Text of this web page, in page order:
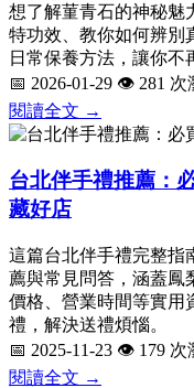
想了解菫青石的神秘魅
特功效、教你如何辨別
日常保養方法，讓你不
📅 2026-01-29 👁️ 281 次
閱讀全文 →
台北伴手禮推薦：
藏好店
這篇台北伴手禮完整指
薦與常見問答，涵蓋鳳
價格、營業時間等實用
禮，解決送禮煩惱。
📅 2025-11-23 👁️ 179 次
閱讀全文 →